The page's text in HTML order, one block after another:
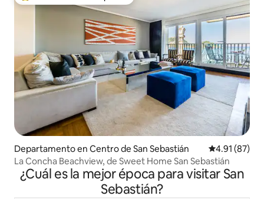
Departamento en Centro de San Sebastián Calificación
4.91 (87)
La Concha Beachview, de Sweet Home San Sebastián
¿Cuál es la mejor época para visitar San
Sebastián?